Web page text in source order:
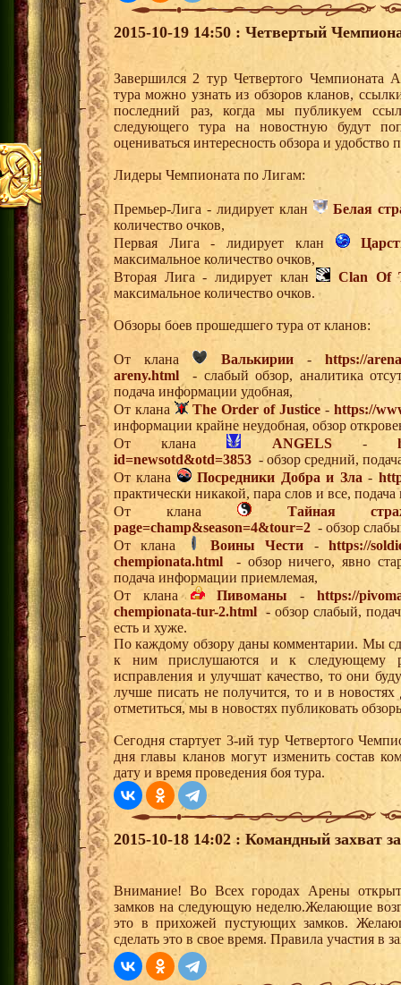
2015-10-19 14:50 : Четвертый
Завершился 2 тур Четвертого
тура можно узнать из обзоров кланов,
последний раз, когда мы публикуем
следующего тура на новостную будут
оцениваться интересность обзора и
Лидеры Чемпионата по Лигам:
Премьер-Лига - лидирует клан
Белая
количество очков,
Первая Лига - лидирует клан
максимальное количество очков,
Вторая Лига - лидирует клан
Clan Of
максимальное количество очков.
Обзоры боев прошедшего тура от кланов:
От клана Валькирии-https://
areny.html - слабый обзор, аналитика
подача информации удобная,
От клана
The Order of Justice- https://
информации крайне неудобная, обзор
От клана
ANGELS-
id=newsotd&otd=3853 - обзор средний,
От клана
Посредники Добра и Зла -
практически никакой, пара слов и все,
От клана
Тайная
page=champ&season=4&tour=2 - обзор
От клана
Воины Чести -https://
chempionata.html - обзор ничего, явно
подача информации приемлемая,
От клана
Пивоманы -https://
chempionata-tur-2.html - обзор слабый,
есть и хуже.
По каждому обзору даны комментарии. Мы
к ним прислушаются и к следующему
исправления и улучшат качество, то они
лучше писать не получится, то и в новостях
отметиться, мы в новостях публиковать
Сегодня стартует 3-ий тур Четвертого
дня главы кланов могут изменить состав
дату и время проведения боя тура.
2015-10-18 14:02 : Командный захват
Внимание! Во Всех городах Арены
замков на следующую неделю.Желающие
это в прихожей пустующих замков.
сделать это в свое время. Правила участия в